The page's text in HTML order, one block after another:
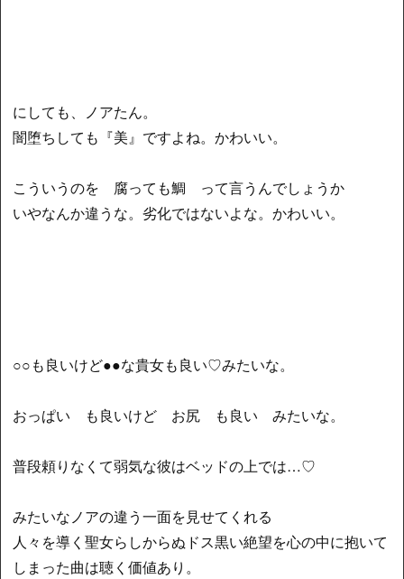
にしても、ノアたん。
闇堕ちしても『美』ですよね。かわいい。
こういうのを 腐っても鯛 って言うんでしょうか
いやなんか違うな。劣化ではないよな。かわいい。
○○も良いけど●●な貴女も良い♡みたいな。
おっぱい も良いけど お尻 も良い みたいな。
普段頼りなくて弱気な彼はベッドの上では…♡
みたいなノアの違う一面を見せてくれる
人々を導く聖女らしからぬドス黒い絶望を心の中に抱いて
しまった曲は聴く価値あり。